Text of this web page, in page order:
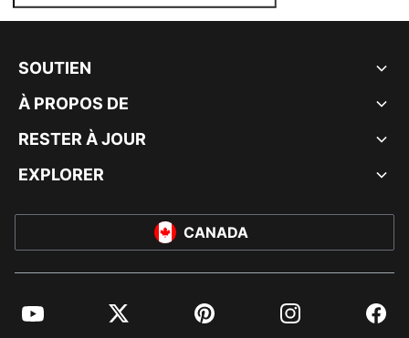
SOUTIEN
À PROPOS DE
RESTER À JOUR
EXPLORER
CANADA
YouTube Twitter Pinterest Instagram